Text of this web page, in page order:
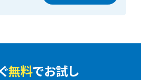
無料でお試し